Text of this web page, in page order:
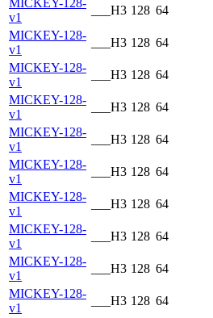
MICKEY-128-
v1
___H3 128 64
MICKEY-128-
v1
___H3 128 64
MICKEY-128-
v1
___H3 128 64
MICKEY-128-
v1
___H3 128 64
MICKEY-128-
v1
___H3 128 64
MICKEY-128-
v1
___H3 128 64
MICKEY-128-
v1
___H3 128 64
MICKEY-128-
v1
___H3 128 64
MICKEY-128-
v1
___H3 128 64
MICKEY-128-
v1
___H3 128 64